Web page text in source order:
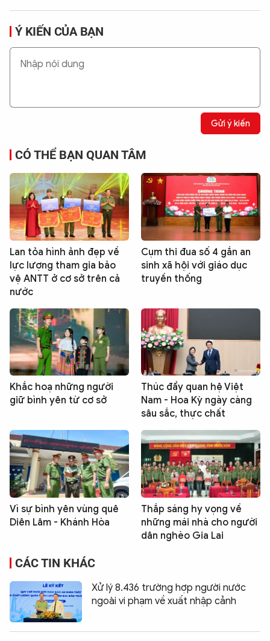
Ý KIẾN CỦA BẠN
Gửi ý kiến
CÓ THỂ BẠN QUAN TÂM
Lan tỏa hình ảnh đẹp về
lực lượng tham gia bảo
vệ ANTT ở cơ sở trên cả
nước
Cụm thi đua số 4 gắn an
sinh xã hội với giáo dục
truyền thống
Khắc hoạ những người
giữ bình yên từ cơ sở
Thúc đẩy quan hệ Việt
Nam - Hoa Kỳ ngày càng
sâu sắc, thực chất
Vì sự bình yên vùng quê
Diên Lâm - Khánh Hòa
Thắp sáng hy vọng về
những mái nhà cho người
dân nghèo Gia Lai
CÁC TIN KHÁC
Xử lý 8.436 trường hợp người nước
ngoài vi phạm về xuất nhập cảnh